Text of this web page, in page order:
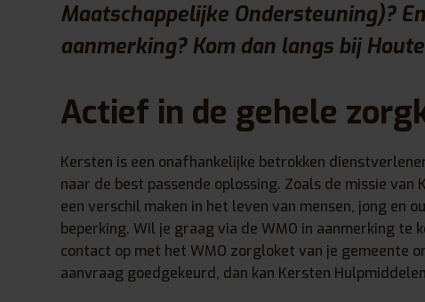
Maatschappelijke Ondersteuning)?
aanmerking? Kom dan langs bij
Actief in de gehele
Kersten is een onafhankelijke betrokken
naar de best passende oplossing. Zoals de missie
een verschil maken in het leven van mensen, jong en
beperking. Wil je graag via de WMO in aanmerking te
contact op met het WMO zorgloket van je gemeente
aanvraag goedgekeurd, dan kan Kersten